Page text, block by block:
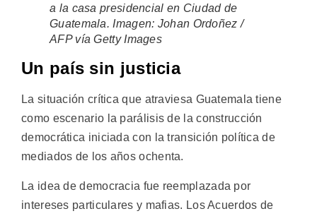
a la casa presidencial en Ciudad de
Guatemala. Imagen: Johan Ordoñez /
AFP vía Getty Images
Un país sin justicia
La situación crítica que atraviesa Guatemala tiene
como escenario la parálisis de la construcción
democrática iniciada con la transición política de
mediados de los años ochenta.
La idea de democracia fue reemplazada por
intereses particulares y mafias. Los Acuerdos de